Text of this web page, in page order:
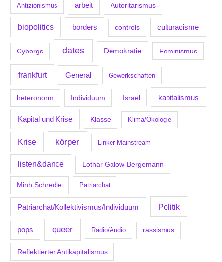
Antizionismus arbeit Autoritarismus
biopolitics borders controls culturacisme
Cyborgs dates Demokratie Feminismus
frankfurt General Gewerkschaften
heteronorm Individuum Israel kapitalismus
Kapital und Krise Klasse Klima/Ökologie
Krise körper Linker Mainstream
listen&dance Lothar Galow-Bergemann
Minh Schredle Patriarchat
Patriarchat/Kollektivismus/Individuum Politik
pops queer Radio/Audio rassismus
Reflektierter Antikapitalismus